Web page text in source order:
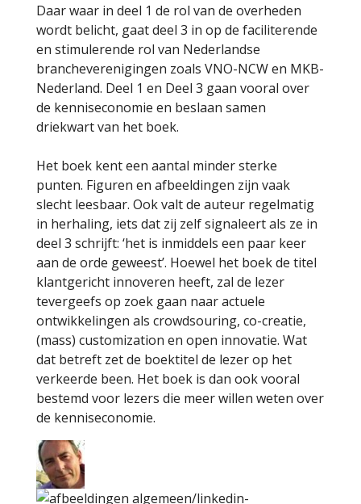
Daar waar in deel 1 de rol van de overheden
wordt belicht, gaat deel 3 in op de faciliterende
en stimulerende rol van Nederlandse
brancheverenigingen zoals VNO-NCW en MKB-
Nederland. Deel 1 en Deel 3 gaan vooral over
de kenniseconomie en beslaan samen
driekwart van het boek.
Het boek kent een aantal minder sterke
punten. Figuren en afbeeldingen zijn vaak
slecht leesbaar. Ook valt de auteur regelmatig
in herhaling, iets dat zij zelf signaleert als ze in
deel 3 schrijft: ‘het is inmiddels een paar keer
aan de orde geweest’. Hoewel het boek de titel
klantgericht innoveren heeft, zal de lezer
tevergeefs op zoek gaan naar actuele
ontwikkelingen als crowdsouring, co-creatie,
(mass) customization en open innovatie. Wat
dat betreft zet de boektitel de lezer op het
verkeerde been. Het boek is dan ook vooral
bestemd voor lezers die meer willen weten over
de kenniseconomie.